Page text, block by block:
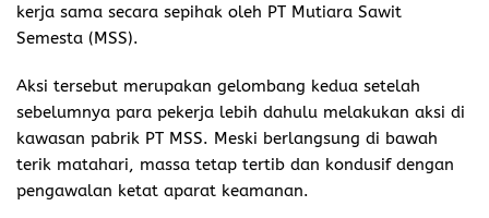
kerja sama secara sepihak oleh PT Mutiara Sawit
Semesta (MSS).
Aksi tersebut merupakan gelombang kedua setelah
sebelumnya para pekerja lebih dahulu melakukan aksi di
kawasan pabrik PT MSS. Meski berlangsung di bawah
terik matahari, massa tetap tertib dan kondusif dengan
pengawalan ketat aparat keamanan.